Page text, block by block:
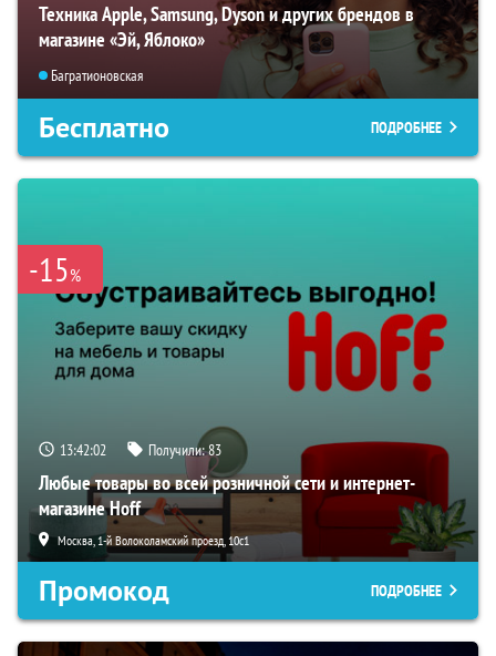
Техника Apple, Samsung, Dyson и других брендов в
магазине «Эй, Яблоко»
Багратионовская
Бесплатно ПОДРОБНЕЕ
-15%
13:42:01 Получили:83
Любые товары во всей розничной сети и интернет-
магазине Hoff
Москва, 1-й Волоколамский проезд, 10с1
Промокод ПОДРОБНЕЕ